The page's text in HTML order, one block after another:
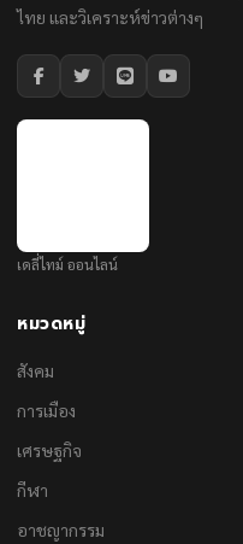
ไทย และวิเคราะห์ข่าวต่างๆ
เดลี่ไทม์ ออนไลน์
หมวดหมู่
สังคม
การเมือง
เศรษฐกิจ
กีฬา
อาชญากรรม